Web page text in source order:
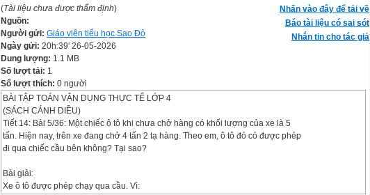
Nhấn vào đây để tải về
Báo tài liệu có sai sót
Nhắn tin cho tác giả
(Tài liệu chưa được thẩm định)
Nguồn:
Người gửi: Giáo viên tiểu học Sao Đỏ
Ngày gửi: 20h:39' 26-05-2026
Dung lượng: 1.1 MB
Số lượt tải: 1
Số lượt thích: 0 người
BÀI TẬP TOÁN VẬN DỤNG THỰC TẾ LỚP 4
(SÁCH CÁNH DIỀU)
Tiết 14: Bài 5/36: Một chiếc ô tô khi chưa chở hàng có khối lượng của xe là 5
tấn. Hiện nay, trên xe đang chở 4 tấn 2 tạ hàng. Theo em, ô tô đó có được phép
đi qua chiếc cầu bên không? Tại sao?
Bài giải:
Xe ô tô được phép chạy qua cầu. Vì: